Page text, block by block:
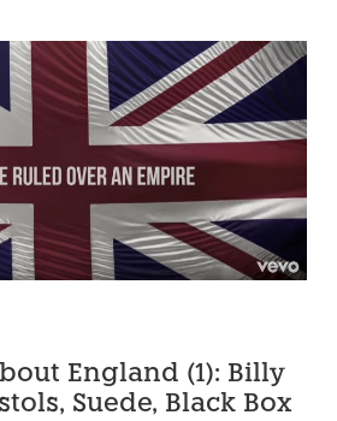
England (1): Billy
Suede, Black Box